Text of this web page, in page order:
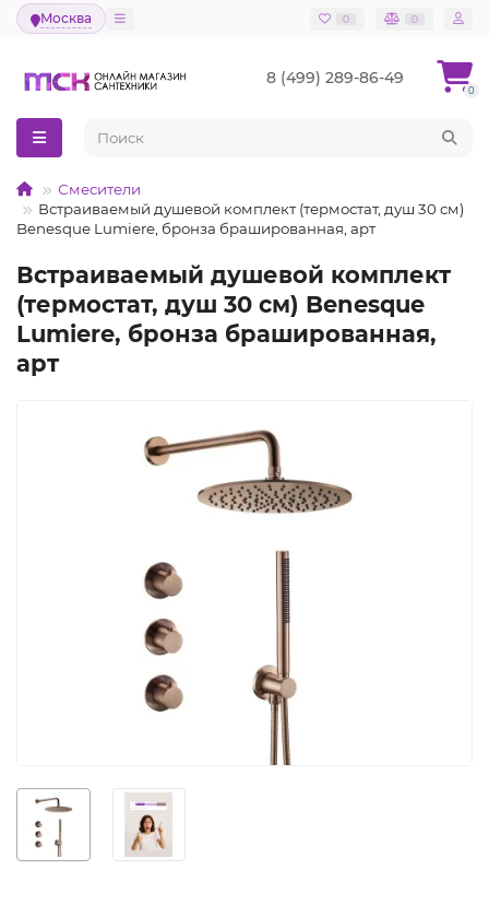
Москва 0 0
8 (499) 289-86-49
0
Смесители
Встраиваемый душевой комплект (термостат, душ 30 см)
Benesque Lumiere, бронза брашированная, арт
Встраиваемый душевой комплект
(термостат, душ 30 см) Benesque
Lumiere, бронза брашированная,
арт